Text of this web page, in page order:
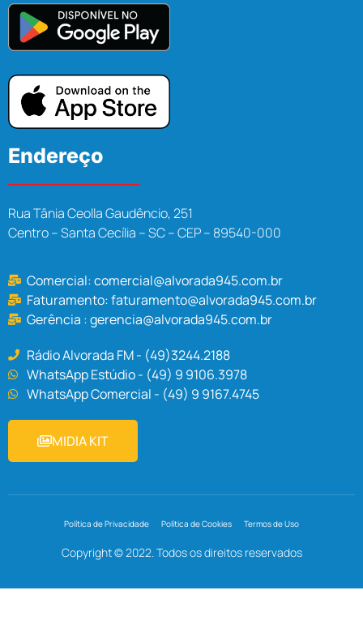
Endereço
Rua Tânia Ceolla Gaudêncio, 251
Centro – Santa Cecília – SC – CEP – 89540-000
Comercial:comercial@alvorada945.com.br
Faturamento:faturamento@alvorada945.com.br
Gerência :gerencia@alvorada945.com.br
Rádio Alvorada FM - (49)3244.2188
WhatsApp Estúdio - (49) 9 9106.3978
WhatsApp Comercial - (49) 9 9167.4745
MIDIA KIT
Política de Privacidade Política de Cookies Termos de Uso
Copyright © 2022. Todos os direitos reservados